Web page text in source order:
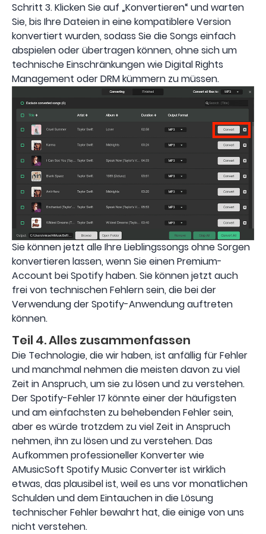
Schritt 3. Klicken Sie auf „Konvertieren“ und warten
Sie, bis Ihre Dateien in eine kompatiblere Version
konvertiert wurden, sodass Sie die Songs einfach
abspielen oder übertragen können, ohne sich um
technische Einschränkungen wie Digital Rights
Management oder DRM kümmern zu müssen.
Sie können jetzt alle Ihre Lieblingssongs ohne Sorgen
konvertieren lassen, wenn Sie einen Premium-
Account bei Spotify haben. Sie können jetzt auch
frei von technischen Fehlern sein, die bei der
Verwendung der Spotify-Anwendung auftreten
können.
Teil 4. Alles zusammenfassen
Die Technologie, die wir haben, ist anfällig für Fehler
und manchmal nehmen die meisten davon zu viel
Zeit in Anspruch, um sie zu lösen und zu verstehen.
Der Spotify-Fehler 17 könnte einer der häufigsten
und am einfachsten zu behebenden Fehler sein,
aber es würde trotzdem zu viel Zeit in Anspruch
nehmen, ihn zu lösen und zu verstehen. Das
Aufkommen professioneller Konverter wie
AMusicSoft Spotify Music Converter ist wirklich
etwas, das plausibel ist, weil es uns vor monatlichen
Schulden und dem Eintauchen in die Lösung
technischer Fehler bewahrt hat, die einige von uns
nicht verstehen.